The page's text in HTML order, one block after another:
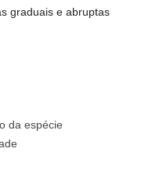
graduais e abruptas
da espécie